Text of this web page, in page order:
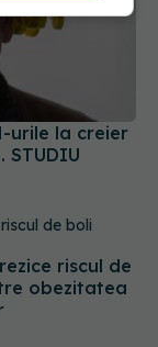
urile la creier
riscul de
obezitatea